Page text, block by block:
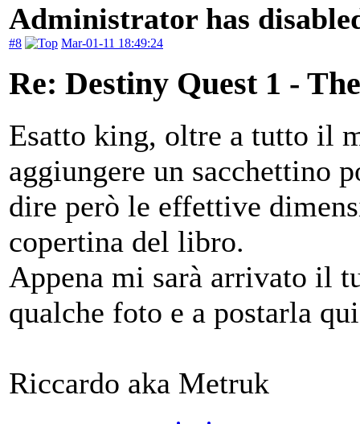
Administrator has
#8 Mar-01-11 18:49:24
Re: Destiny Quest 1 -
Esatto king, oltre a tutto il
aggiungere un sacchettino
dire però le effettive
copertina del libro.
Appena mi sarà arrivato il
qualche foto e a postarla
Riccardo aka Metruk